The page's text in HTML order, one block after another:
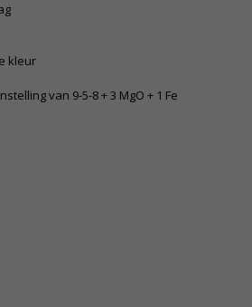
kleur
van 9-5-8 + 3 MgO + 1 Fe